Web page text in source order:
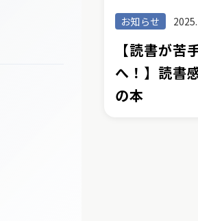
お知らせ
【読書が苦
へ！】読書
の本